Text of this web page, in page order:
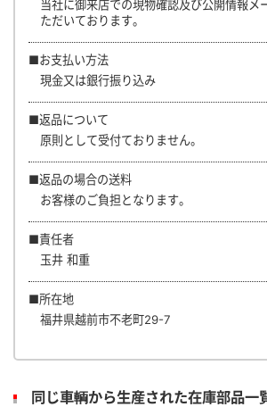
当社に御来店での現物確認及び公開情報メ
ただいております。
■お支払い方法
現金又は銀行振り込み
■返品について
原則として受付ておりません。
■返品の場合の送料
お客様のご負担となります。
■責任者
玉井 和重
■所在地
福井県越前市不老町29-7
同じ車輌から生産された在庫部品一